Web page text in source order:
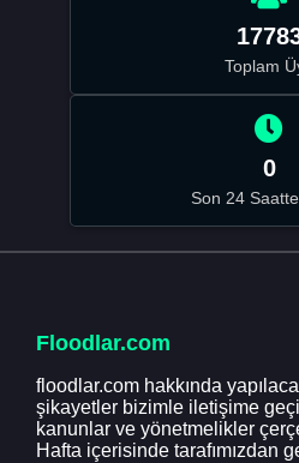
Toplam
0
Son 24
Floodlar.com
floodlar.com hakkında
şikayetler bizimle iletişime
kanunlar ve yönetmelikler
Hafta içerisinde tarafımızdan